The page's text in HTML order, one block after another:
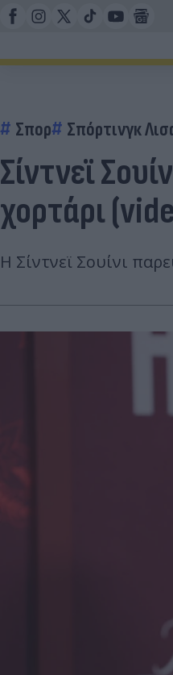
Σπορ Σπόρτινγκ
Σίντνεϊ
χορτάρι
Η Σίντνεϊ Σουίνι